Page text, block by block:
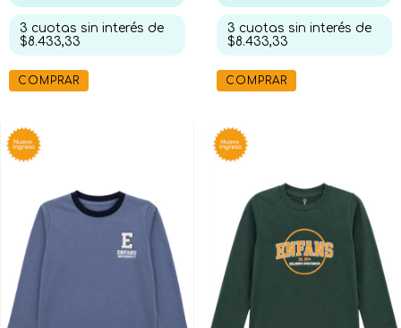
3 cuotas sin interés de
$8.433,33
COMPRAR
3 cuotas sin interés de
$8.433,33
COMPRAR